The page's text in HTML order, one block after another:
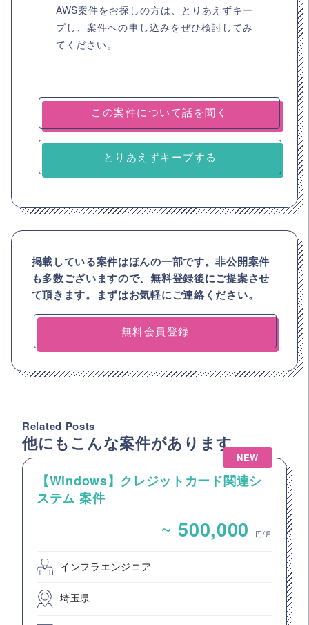
AWS案件をお探しの方は、とりあえずキー
プし、案件への申し込みをぜひ検討してみ
てください。
とりあえずキープする
掲載している案件はほんの一部です。非公開案件
も多数ございますので、無料登録後にご提案させ
て頂きます。まずはお気軽にご連絡ください。
無料会員登録
Related Posts
他にもこんな案件があります
NEW
【Windows】クレジットカード関連シ
ステム 案件
~ 500,000 円/月
インフラエンジニア
埼玉県